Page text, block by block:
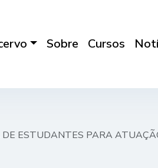
Sobre Cursos
ESTUDANTES PARA